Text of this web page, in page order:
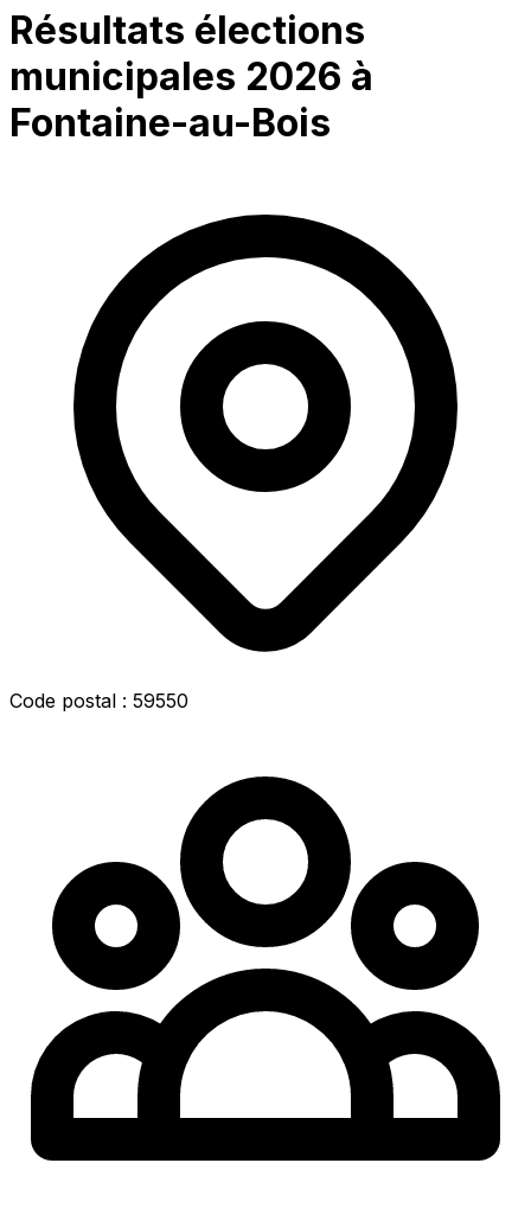
Résultats élections
municipales 2026 à
Fontaine-au-Bois
Code postal : 59550